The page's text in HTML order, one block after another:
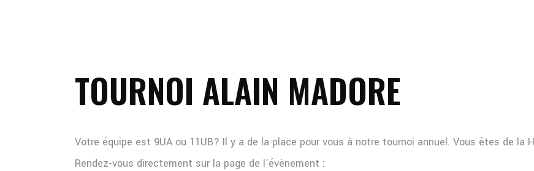
TOURNOI ALAIN MADORE
Votre équipe est 9UA ou 11UB? Il y a de la place pour vous à notre tournoi annuel. Vous êtes de la
Rendez-vous directement sur la page de l’évènement :